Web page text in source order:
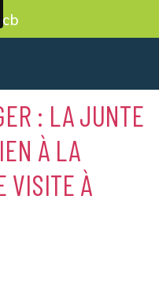
: LA JUNTE
À LA
VISITE À